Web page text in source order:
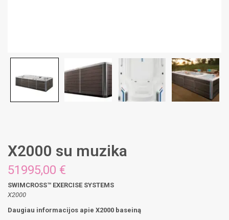
X2000 su muzika
51995,00 €
SWIMCROSS™ EXERCISE SYSTEMS
X2000
Daugiau informacijos apie X2000 baseiną